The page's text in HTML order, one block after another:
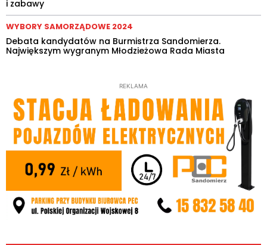
i zabawy
WYBORY SAMORZĄDOWE 2024
Debata kandydatów na Burmistrza Sandomierza.
Największym wygranym Młodzieżowa Rada Miasta
REKLAMA